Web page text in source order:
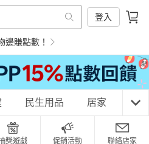
登入
邊賺點數！
民生用品 居家 3C
獎遊戲 促銷活動 聯絡店家